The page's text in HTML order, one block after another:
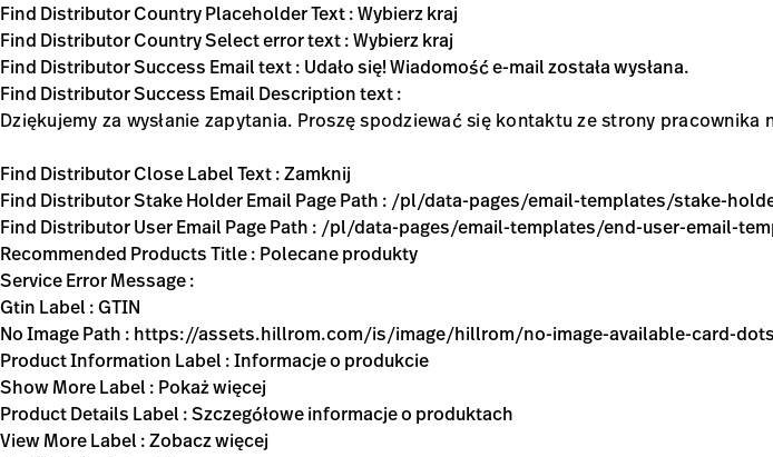
Find Distributor Country Placeholder Text : Wybierz kraj
Find Distributor Country Select error text : Wybierz kraj
Find Distributor Success Email text : Udało się! Wiadomość e-mail została wysłana.
Find Distributor Success Email Description text :
Dziękujemy za wysłanie zapytania. Proszę spodziewać się kontaktu ze strony pracownika
Find Distributor Close Label Text : Zamknij
Find Distributor Stake Holder Email Page Path : /pl/data-pages/email-templates/stake-
Find Distributor User Email Page Path : /pl/data-pages/email-templates/end-user-email-
Recommended Products Title : Polecane produkty
Service Error Message :
Gtin Label : GTIN
No Image Path : https://assets.hillrom.com/is/image/hillrom/no-image-available-card-
Product Information Label : Informacje o produkcie
Show More Label : Pokaż więcej
Product Details Label : Szczegółowe informacje o produktach
View More Label : Zobacz więcej